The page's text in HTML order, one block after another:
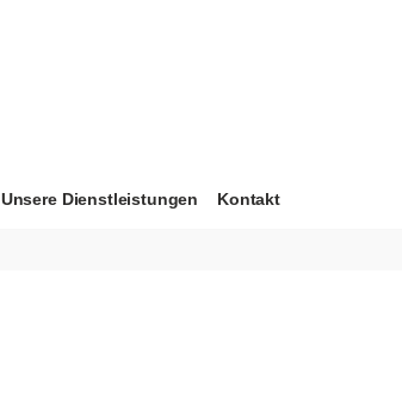
Unsere Dienstleistungen Kontakt